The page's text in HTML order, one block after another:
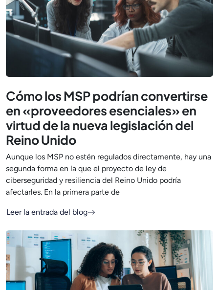
Cómo los MSP podrían convertirse
en «proveedores esenciales» en
virtud de la nueva legislación del
Reino Unido
Aunque los MSP no estén regulados directamente, hay una
segunda forma en la que el proyecto de ley de
ciberseguridad y resiliencia del Reino Unido podría
afectarles. En la primera parte de
Leer la entrada del blog